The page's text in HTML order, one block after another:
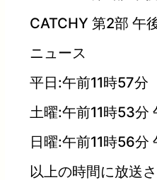
CATCHY 第2部 午
ニュース
平日:午前11時57分
土曜:午前11時53分
日曜:午前11時56分
以上の時間に放送